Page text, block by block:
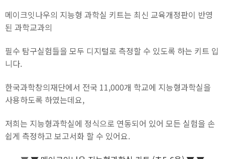
메이크잇나우의 지능형 과학실 키트는 최신 교육개정판이 반영
된 과학교과의
필수 탐구실험들을 모두 디지털로 측정할 수 있도록 하는 키트 입
니다.
한국과학창의재단에서 전국 11,000개 학교에 지능형과학실을
사용하도록 하였는데요,
저희는 지능형과학실에 정식으로 연동되어 있어 모든 실험을 손
쉽게 측정하고 보고서화 할 수 있어요.